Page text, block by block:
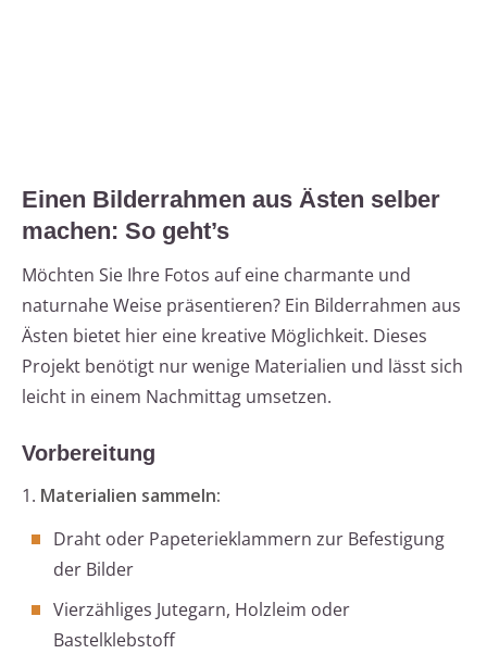
Einen Bilderrahmen aus Ästen selber
machen: So geht’s
Möchten Sie Ihre Fotos auf eine charmante und
naturnahe Weise präsentieren? Ein Bilderrahmen aus
Ästen bietet hier eine kreative Möglichkeit. Dieses
Projekt benötigt nur wenige Materialien und lässt sich
leicht in einem Nachmittag umsetzen.
Vorbereitung
1. Materialien sammeln:
Draht oder Papeterieklammern zur Befestigung
der Bilder
Vierzähliges Jutegarn, Holzleim oder
Bastelklebstoff